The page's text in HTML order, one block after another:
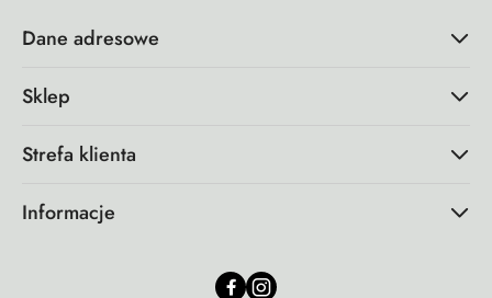
Dane adresowe
Sklep
Strefa klienta
Informacje